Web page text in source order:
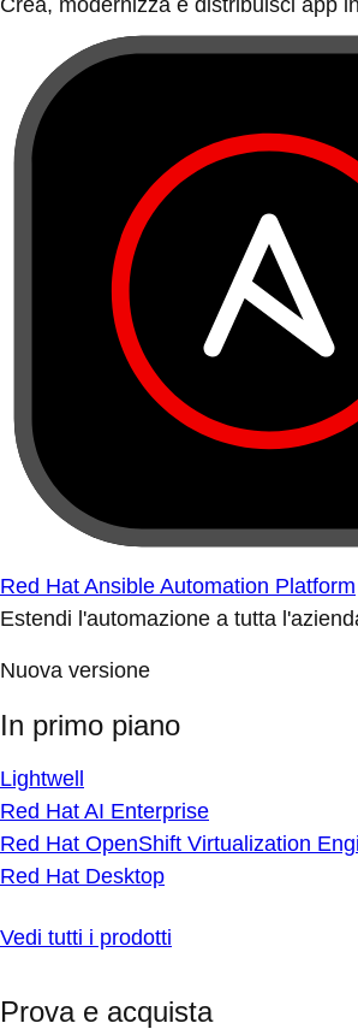
Crea, modernizza e distribuisci app
Red Hat Ansible Automation Platform
Estendi l'automazione a tutta
Nuova versione
In primo piano
Lightwell
Red Hat AI Enterprise
Red Hat OpenShift Virtualization
Red Hat Desktop
Vedi tutti i prodotti
Prova e acquista